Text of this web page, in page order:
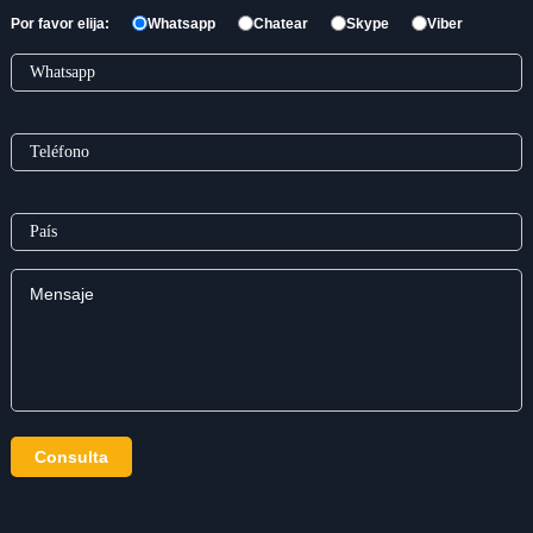
Por favor elija: Whatsapp Chatear Skype Viber